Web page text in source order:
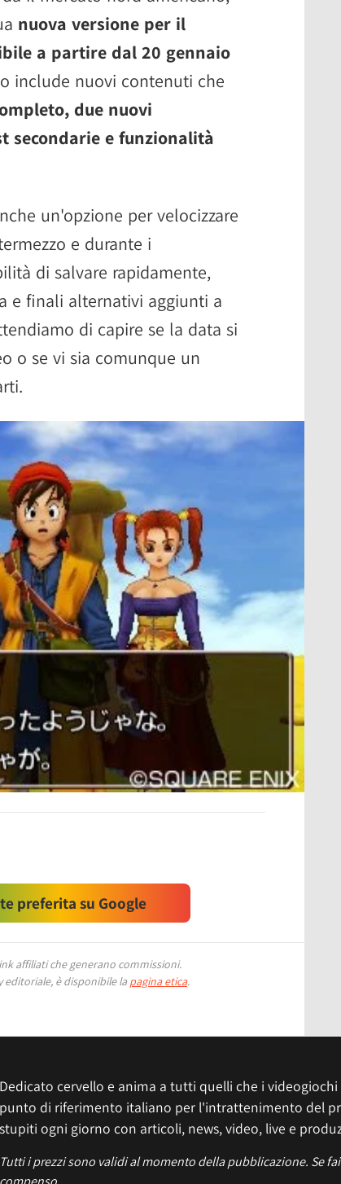
nuova versione per il
a partire dal 20 gennaio
include nuovi contenuti che
due nuovi
secondarie e funzionalità
un'opzione per velocizzare
e durante i
di salvare rapidamente,
e finali alternativi aggiunti a
di capire se la data si
o se vi sia comunque un
preferita su Google
affiliati che generano commissioni.
editoriale, è disponibile la pagina etica.
Dedicato cervello e anima a tutti quelli che i
punto di riferimento italiano per l'intrattenimento del
stupiti ogni giorno con articoli, news, video, live e
Tutti i prezzi sono validi al momento della pubblicazione. Se